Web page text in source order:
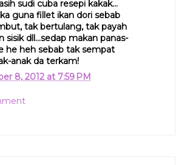
sudi cuba resepi kakak...
guna fillet ikan dori sebab
tak bertulang, tak payah
sisik dll...sedap makan panas-
he heh sebab tak sempat
anak da terkam!
8, 2012 at 7:59 PM